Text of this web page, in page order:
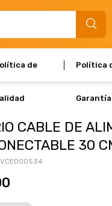
de Política
Garantía
CABLE DE
30